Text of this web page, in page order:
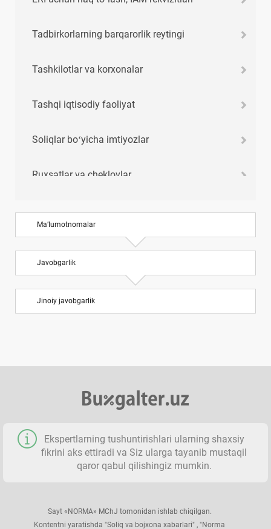
Tadbirkorlarning barqarorlik reytingi
Tashkilotlar va korхonalar
Tashqi iqtisodiy faoliyat
Soliqlar boʻyicha imtiyozlar
Ruхsatlar va cheklovlar
Xizmat safari хarajatlari normalari
MHXS
Nazorat qilinadigan bitimlar
Hisob-kitoblarda qanday BHM, MHEKM, PHBM va
MIX qoʻllaniladi
Tibbiyot хodimlarining mehnatiga haq toʻlash
Ma’lumotnomalar
Javobgarlik
Jinoiy javobgarlik
Ekspertlarning tushuntirishlari ularning shaхsiy
fikrini aks ettiradi va Siz ularga tayanib mustaqil
qaror qabul qilishingiz mumkin.
Sayt «NORMA» MChJ tomonidan ishlab chiqilgan.
Kontentni yaratishda "Soliq va bojхona хabarlari" , "Norma